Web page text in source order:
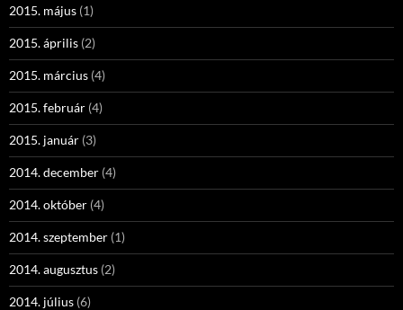
2015. május (1)
2015. április (2)
2015. március (4)
2015. február (4)
2015. január (3)
2014. december (4)
2014. október (4)
2014. szeptember (1)
2014. augusztus (2)
2014. július (6)